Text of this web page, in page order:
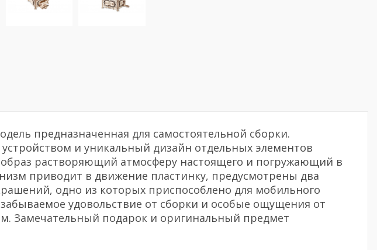
предназначенная для самостоятельной сборки.
и уникальный дизайн отдельных элементов
растворяющий атмосферу настоящего и погружающий в
приводит в движение пластинку, предусмотрены два
одно из которых приспособлено для мобильного
удовольствие от сборки и особые ощущения от
Замечательный подарок и оригинальный предмет